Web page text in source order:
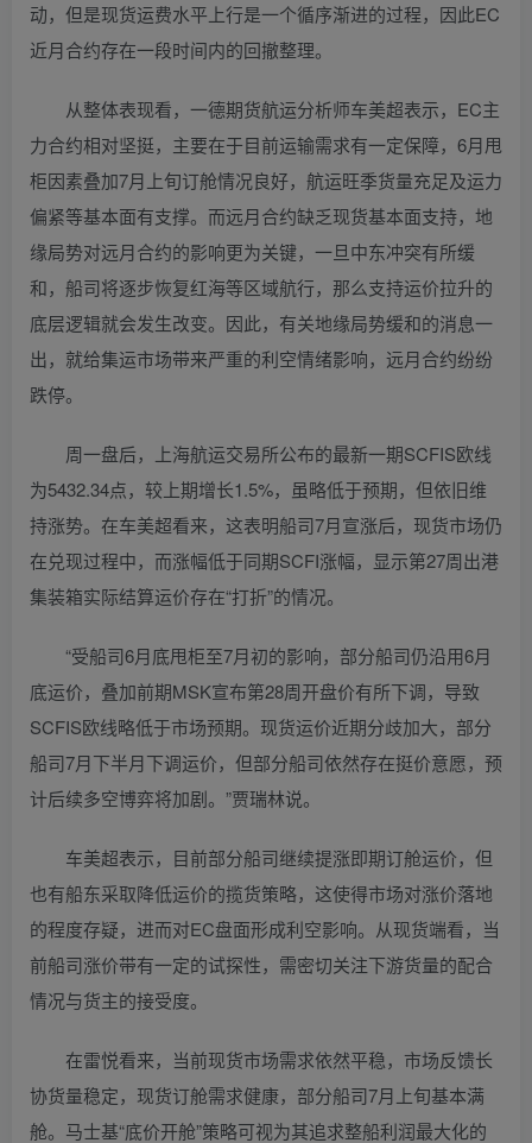
动，但是现货运费水平上行是一个循序渐进的过程，因此EC
近月合约存在一段时间内的回撤整理。
从整体表现看，一德期货航运分析师车美超表示，EC主
力合约相对坚挺，主要在于目前运输需求有一定保障，6月甩
柜因素叠加7月上旬订舱情况良好，航运旺季货量充足及运力
偏紧等基本面有支撑。而远月合约缺乏现货基本面支持，地
缘局势对远月合约的影响更为关键，一旦中东冲突有所缓
和，船司将逐步恢复红海等区域航行，那么支持运价拉升的
底层逻辑就会发生改变。因此，有关地缘局势缓和的消息一
出，就给集运市场带来严重的利空情绪影响，远月合约纷纷
跌停。
周一盘后，上海航运交易所公布的最新一期SCFIS欧线
为5432.34点，较上期增长1.5%，虽略低于预期，但依旧维
持涨势。在车美超看来，这表明船司7月宣涨后，现货市场仍
在兑现过程中，而涨幅低于同期SCFI涨幅，显示第27周出港
集装箱实际结算运价存在“打折”的情况。
“受船司6月底甩柜至7月初的影响，部分船司仍沿用6月
底运价，叠加前期MSK宣布第28周开盘价有所下调，导致
SCFIS欧线略低于市场预期。现货运价近期分歧加大，部分
船司7月下半月下调运价，但部分船司依然存在挺价意愿，预
计后续多空博弈将加剧。”贾瑞林说。
车美超表示，目前部分船司继续提涨即期订舱运价，但
也有船东采取降低运价的揽货策略，这使得市场对涨价落地
的程度存疑，进而对EC盘面形成利空影响。从现货端看，当
前船司涨价带有一定的试探性，需密切关注下游货量的配合
情况与货主的接受度。
在雷悦看来，当前现货市场需求依然平稳，市场反馈长
协货量稳定，现货订舱需求健康，部分船司7月上旬基本满
舱。马士基“底价开舱”策略可视为其追求整船利润最大化的